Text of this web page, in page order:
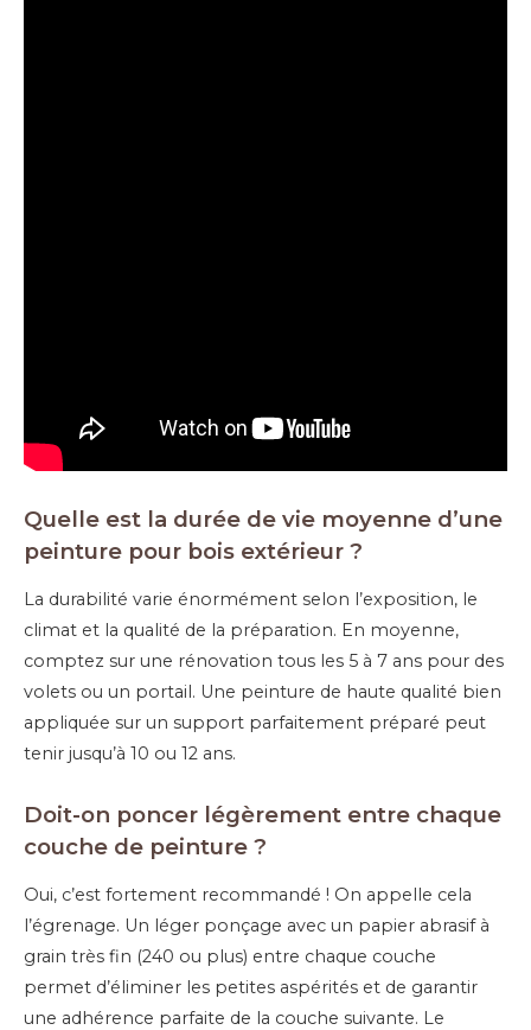
Quelle est la durée de vie moyenne d’une
peinture pour bois extérieur ?
La durabilité varie énormément selon l’exposition, le
climat et la qualité de la préparation. En moyenne,
comptez sur une rénovation tous les 5 à 7 ans pour des
volets ou un portail. Une peinture de haute qualité bien
appliquée sur un support parfaitement préparé peut
tenir jusqu’à 10 ou 12 ans.
Doit-on poncer légèrement entre chaque
couche de peinture ?
Oui, c’est fortement recommandé ! On appelle cela
l’égrenage. Un léger ponçage avec un papier abrasif à
grain très fin (240 ou plus) entre chaque couche
permet d’éliminer les petites aspérités et de garantir
une adhérence parfaite de la couche suivante. Le